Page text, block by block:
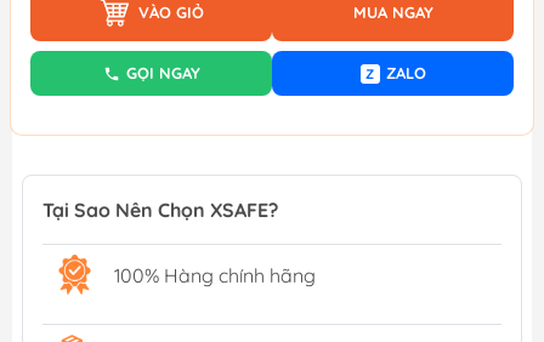
VÀO GIỎ MUA NGAY
GỌI NGAY Z ZALO
Tại Sao Nên Chọn XSAFE?
100% Hàng chính hãng